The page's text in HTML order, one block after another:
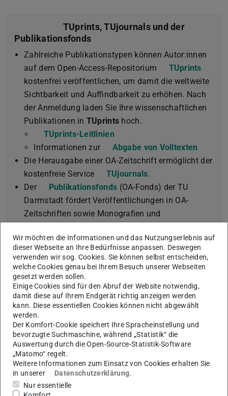
TUprints, TUjournals und der
Publikationsfonds
Zahlreiche Publikationstypen können Autor:innen
auf dem Open-Access-Repositorium
TUprints
kostenfrei veröffentlichen, um damit die weltweite
Sichtbarkeit und Auffindbarkeit zu erhöhen. Nach
der Anmeldung laden Sie Ihre wissenschaftlichen
Publikationen in TUprints hoch.
TUprints-Leitlinien
Informationen zur
Abgabe von Volltexten
Die Herausgabe einer OA-Zeitschrift ermöglicht der
kostenfreie Service
TUjournals.
Der
Publikationsfonds (OA-Fonds) der TU
Darmstadt fördert Veröffentlichungen in OA-
Zeitschriften sowie Monografien und
Sonderkonditionenkönnen Artikelgebühren
reduziert oder komplett finanziert werden.
Publikationstypen für TUprints
Checkliste Erstveröffentlichung
1. Bei TUprintsanmelden.
2. Datei(en) hochladen (PDF/A und Originaldatei) und
Wir möchten die Informationen und das Nutzungserlebnis auf
dieser Webseite an Ihre Bedürfnisse anpassen. Deswegen
verwenden wir sog. Cookies. Sie können selbst entscheiden,
welche Cookies genau bei Ihrem Besuch unserer Webseiten
gesetzt werden sollen.
Einige Cookies sind für den Abruf der Website notwendig,
damit diese auf Ihrem Endgerät richtig anzeigen werden
kann. Diese essentiellen Cookies können nicht abgewählt
werden.
Der Komfort-Cookie speichert Ihre Spracheinstellung und
bevorzugte Suchmaschine, während „Statistik“ die
Auswertung durch die Open-Source-Statistik-Software
„Matomo“ regelt.
Weitere Informationen zum Einsatz von Cookies erhalten Sie
in unserer
Datenschutzerklärung.
Nur essentielle